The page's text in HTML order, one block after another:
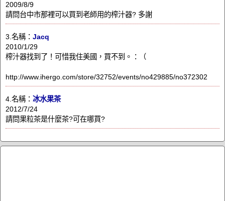
2009/8/9
請問台中市那裡可以買到老師用的榨汁器? 多謝
3.名稱： Jacq
2010/1/29
榨汁器找到了！可惜我住美國，買不到。：（
http://www.ihergo.com/store/32752/events/no429885/no372302
4.名稱： 冰水果茶
2012/7/24
請問果粒茶是什麼茶?可在哪買?